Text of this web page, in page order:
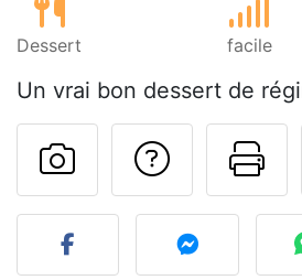
Dessert facile
Un vrai bon dessert de
Poser
Publier votre